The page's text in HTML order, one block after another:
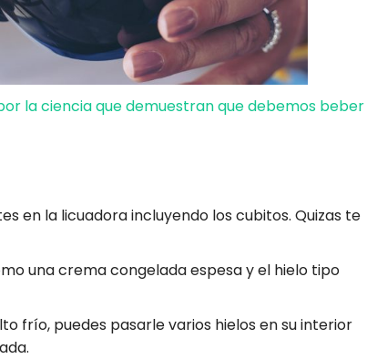
la ciencia que demuestran que debemos beber
en la licuadora incluyendo los cubitos. Quizas te
una crema congelada espesa y el hielo tipo
frío, puedes pasarle varios hielos en su interior